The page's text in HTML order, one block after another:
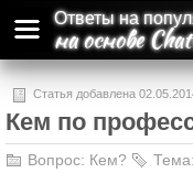
Ответы на
на основе
Статья добавлена
Кем по
Вопрос: Кем? Тема: